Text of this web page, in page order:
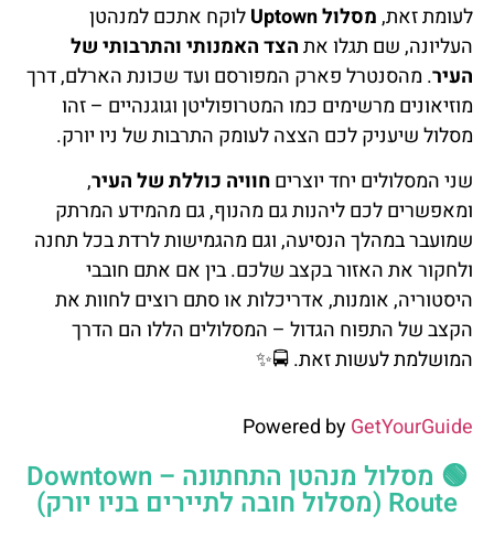
לעומת זאת,מסלול Uptown
לוקח אתכם למנהטן
העליונה, שם תגלו אתהצד האמנותי והתרבותי של
העיר. מהסנטרל פארק המפורסם ועד שכונת הארלם, דרך
מוזיאונים מרשימים כמו המטרופוליטן וגוגנהיים – זהו
מסלול שיעניק לכם הצצה לעומק התרבות של ניו יורק.
שני המסלולים יחד יוצריםחוויה כוללת של העיר,
ומאפשרים לכם ליהנות גם מהנוף, גם מהמידע המרתק
שמועבר במהלך הנסיעה, וגם מהגמישות לרדת בכל תחנה
ולחקור את האזור בקצב שלכם. בין אם אתם חובבי
היסטוריה, אומנות, אדריכלות או סתם רוצים לחוות את
הקצב של התפוח הגדול – המסלולים הללו הם הדרך
המושלמת לעשות זאת.🚍✨
Powered byGetYourGuide
🟢 מסלול מנהטן התחתונה – Downtown
Route (מסלול חובה לתיירים בניו יורק)